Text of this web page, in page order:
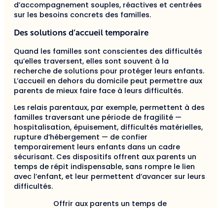
d’accompagnement souples, réactives et centrées
sur les besoins concrets des familles.
Des solutions d’accueil temporaire
Quand les familles sont conscientes des difficultés
qu’elles traversent, elles sont souvent à la
recherche de solutions pour protéger leurs enfants.
L’accueil en dehors du domicile peut permettre aux
parents de mieux faire face à leurs difficultés.
Les relais parentaux, par exemple, permettent à des
familles traversant une période de fragilité —
hospitalisation, épuisement, difficultés matérielles,
rupture d’hébergement — de confier
temporairement leurs enfants dans un cadre
sécurisant. Ces dispositifs offrent aux parents un
temps de répit indispensable, sans rompre le lien
avec l’enfant, et leur permettent d’avancer sur leurs
difficultés.
Offrir aux parents un temps de